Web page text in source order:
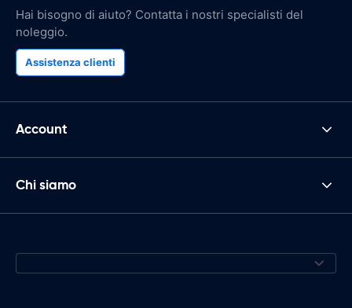
Hai bisogno di aiuto? Contatta i nostri specialisti del
noleggio.
Assistenza clienti
Account
Chi siamo